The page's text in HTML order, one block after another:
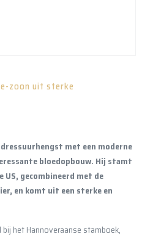
zoon uit sterke
met een moderne
bloedopbouw. Hij stamt
US, gecombineerd met de
en komt uit een sterke en
het Hannoveraanse stamboek,